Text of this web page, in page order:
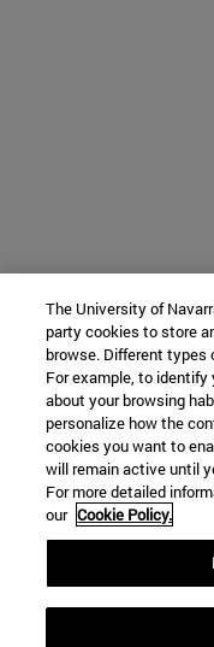
The University of
party cookies to store
browse. Different types
For example, to identify
about your browsing
personalize how the
cookies you want to
will remain active until
For more detailed
our Cookie Policy.